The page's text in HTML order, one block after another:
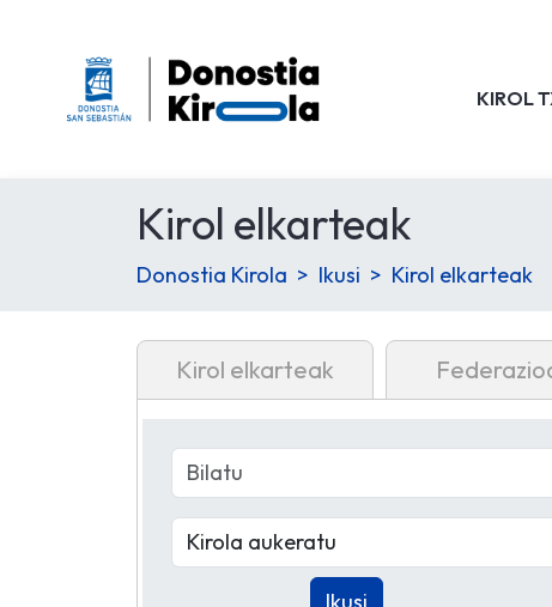
KIROL
Kirol elkarteak
Donostia Kirola Ikusi Kirol elkarteak
Kirol elkarteak